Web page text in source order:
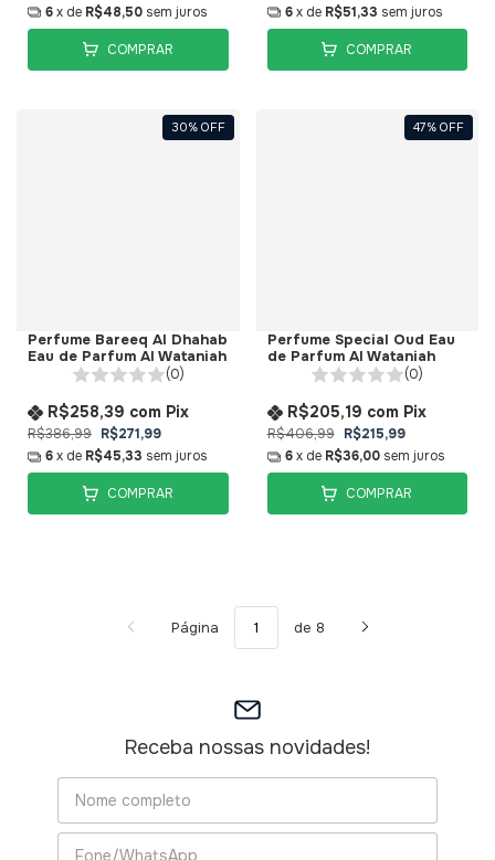
6x de R$48,50 sem juros
COMPRAR
6 x de R$51,33 sem juros
COMPRAR
30% OFF
Perfume Bareeq Al Dhahab
Eau de Parfum Al Wataniah
(0)
R$386,99 R$271,99
R$258,39 com Pix
6x de R$45,33 sem juros
COMPRAR
47% OFF
Perfume Special Oud Eau
de Parfum Al Wataniah
(0)
R$406,99 R$215,99
R$205,19 com Pix
6 x de R$36,00 sem juros
COMPRAR
Página de 8
Receba nossas novidades!